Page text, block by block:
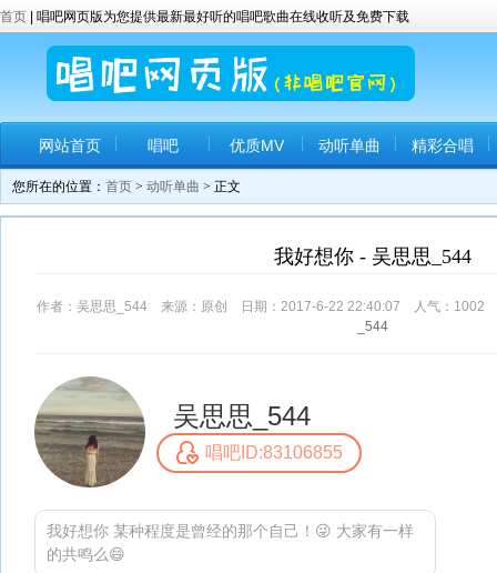
首页 | 唱吧网页版为您提供最新最好听的唱吧歌曲在线收听及免费下载
网站首页 唱吧 优质MV 动听单曲 精彩合唱
您所在的位置： 首页 > 动听单曲 > 正文
我好想你 - 吴思思_544
作者：吴思思_544 来源：原创 日期：2017-6-22 22:40:07 人气： 1002
_544
吴思思_544
唱吧ID:83106855
我好想你 某种程度是曾经的那个自己！😜 大家有一样
的共鸣么😄